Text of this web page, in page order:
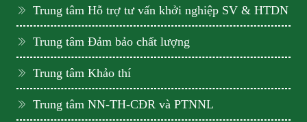
Trung tâm Hỗ trợ tư vấn khởi nghiệp SV & HTDN
Trung tâm Đảm bảo chất lượng
Trung tâm Khảo thí
Trung tâm NN-TH-CĐR và PTNNL